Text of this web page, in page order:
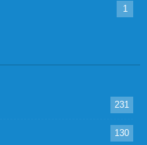
1
231
130